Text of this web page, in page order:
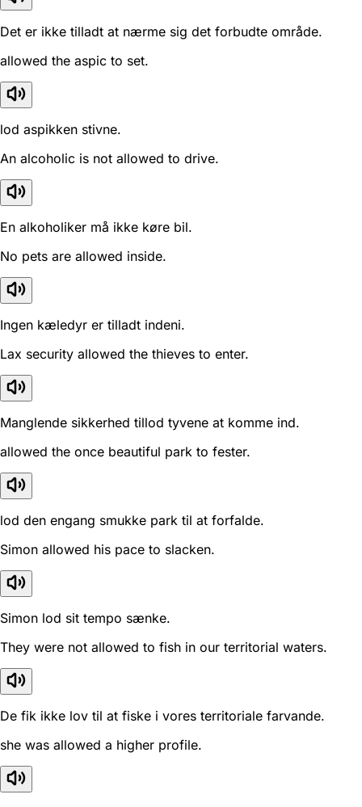
Det er ikke tilladt at nærme sig det forbudte område.
allowed the aspic to set.
lod aspikken stivne.
An alcoholic is not allowed to drive.
En alkoholiker må ikke køre bil.
No pets are allowed inside.
Ingen kæledyr er tilladt indeni.
Lax security allowed the thieves to enter.
Manglende sikkerhed tillod tyvene at komme ind.
allowed the once beautiful park to fester.
lod den engang smukke park til at forfalde.
Simon allowed his pace to slacken.
Simon lod sit tempo sænke.
They were not allowed to fish in our territorial waters.
De fik ikke lov til at fiske i vores territoriale farvande.
she was allowed a higher profile.